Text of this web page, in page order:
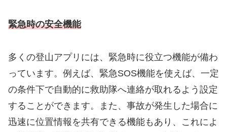
緊急時の安全機能
多くの登山アプリには、緊急時に役立つ機能が備わ
っています。例えば、緊急SOS機能を使えば、一定
の条件下で自動的に救助隊へ連絡が取れるよう設定
することができます。また、事故が発生した場合に
迅速に位置情報を共有できる機能もあり、これによ